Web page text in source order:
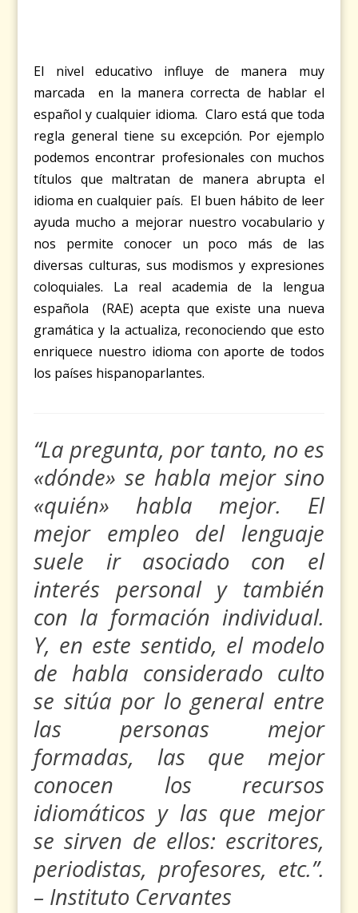
El nivel educativo influye de manera muy
marcada en la manera correcta de hablar el
español y cualquier idioma. Claro está que toda
regla general tiene su excepción. Por ejemplo
podemos encontrar profesionales con muchos
títulos que maltratan de manera abrupta el
idioma en cualquier país. El buen hábito de leer
ayuda mucho a mejorar nuestro vocabulario y
nos permite conocer un poco más de las
diversas culturas, sus modismos y expresiones
coloquiales. La real academia de la lengua
española (RAE) acepta que existe una nueva
gramática y la actualiza, reconociendo que esto
enriquece nuestro idioma con aporte de todos
los países hispanoparlantes.
“La pregunta, por tanto, no es
«dónde» se habla mejor sino
«quién» habla mejor. El
mejor empleo del lenguaje
suele ir asociado con el
interés personal y también
con la formación individual.
Y, en este sentido, el modelo
de habla considerado culto
se sitúa por lo general entre
las personas mejor
formadas, las que mejor
conocen los recursos
idiomáticos y las que mejor
se sirven de ellos: escritores,
periodistas, profesores, etc.”.
– Instituto Cervantes